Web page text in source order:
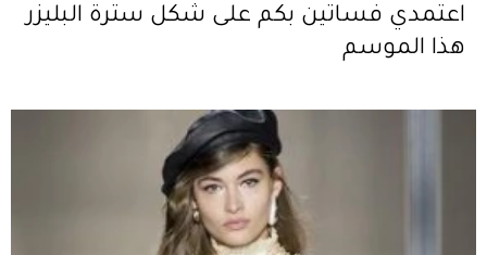
اعتمدي فساتين بكم على شكل سترة البليزر
هذا الموسم